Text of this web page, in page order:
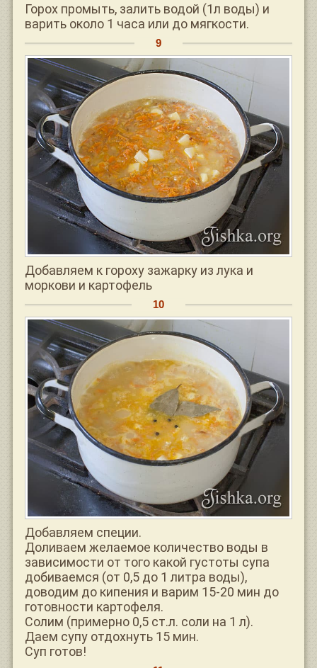
Горох промыть, залить водой (1л воды) и
варить около 1 часа или до мягкости.
Добавляем к гороху зажарку из лука и
моркови и картофель
Добавляем специи.
Доливаем желаемое количество воды в
зависимости от того какой густоты супа
добиваемся (от 0,5 до 1 литра воды),
доводим до кипения и варим 15-20 мин до
готовности картофеля.
Солим (примерно 0,5 ст.л. соли на 1 л).
Даем супу отдохнуть 15 мин.
Суп готов!